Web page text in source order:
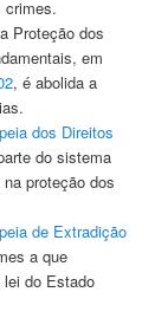
crimes.
Proteção dos
em
, é abolida a
dos Direitos
do sistema
proteção dos
de Extradição
a que
do Estado